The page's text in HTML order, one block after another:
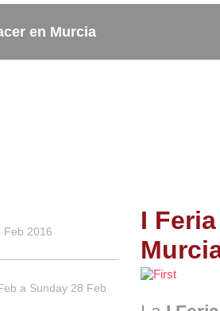
en Murcia
I
Feb 2016
a Sunday 28 Feb